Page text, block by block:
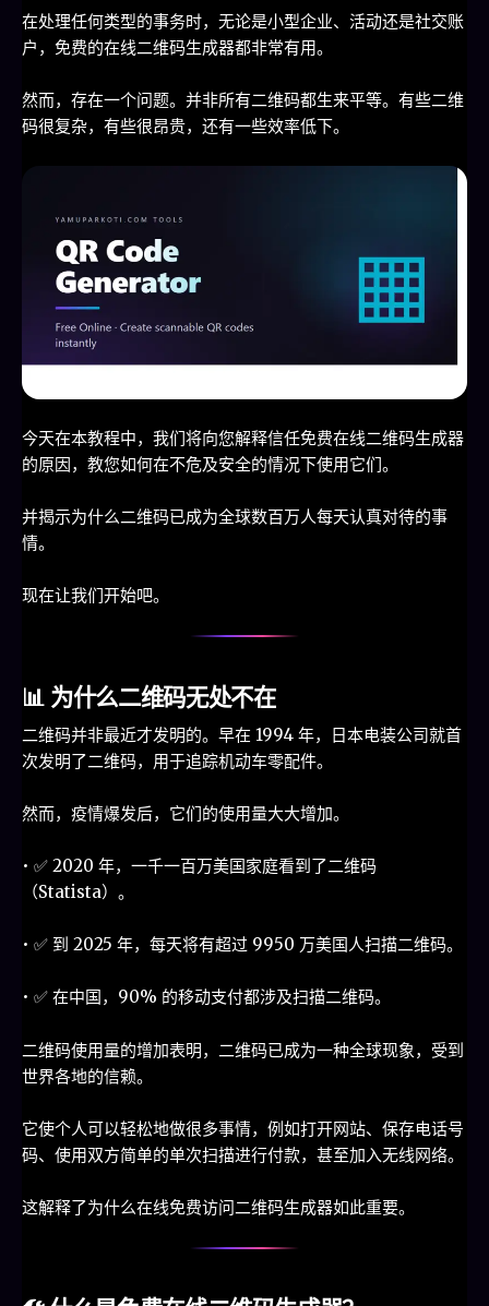
在处理任何类型的事务时，无论是小型企业、活动还是社交账
户，免费的在线二维码生成器都非常有用。
然而，存在一个问题。并非所有二维码都生来平等。有些二维
码很复杂，有些很昂贵，还有一些效率低下。
今天在本教程中，我们将向您解释信任免费在线二维码生成器
的原因，教您如何在不危及安全的情况下使用它们。
并揭示为什么二维码已成为全球数百万人每天认真对待的事
情。
现在让我们开始吧。
📊 为什么二维码无处不在
二维码并非最近才发明的。早在 1994 年，日本电装公司就首
次发明了二维码，用于追踪机动车零配件。
然而，疫情爆发后，它们的使用量大大增加。
• ✅ 2020 年，一千一百万美国家庭看到了二维码
（Statista）。
• ✅ 到 2025 年，每天将有超过 9950 万美国人扫描二维码。
• ✅ 在中国，90% 的移动支付都涉及扫描二维码。
二维码使用量的增加表明，二维码已成为一种全球现象，受到
世界各地的信赖。
它使个人可以轻松地做很多事情，例如打开网站、保存电话号
码、使用双方简单的单次扫描进行付款，甚至加入无线网络。
这解释了为什么在线免费访问二维码生成器如此重要。